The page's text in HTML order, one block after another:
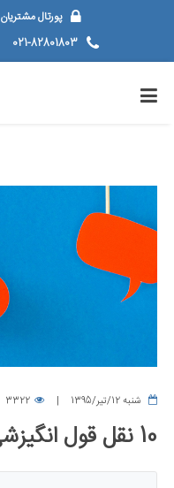
پورتال مشتریان
021-82801803
شنبه 12/تیر/1395 3322
10 نقل قول انگیزشی از بزرگان دنیای فروش